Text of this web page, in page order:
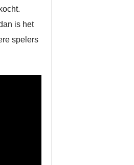
is het
spelers